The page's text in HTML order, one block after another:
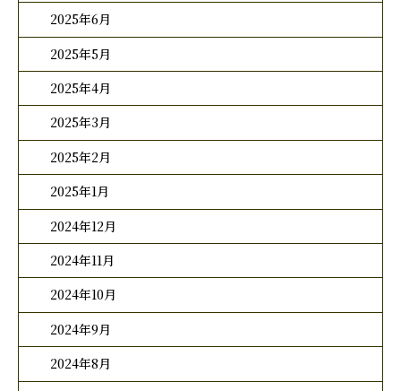
2025年6月
2025年5月
2025年4月
2025年3月
2025年2月
2025年1月
2024年12月
2024年11月
2024年10月
2024年9月
2024年8月